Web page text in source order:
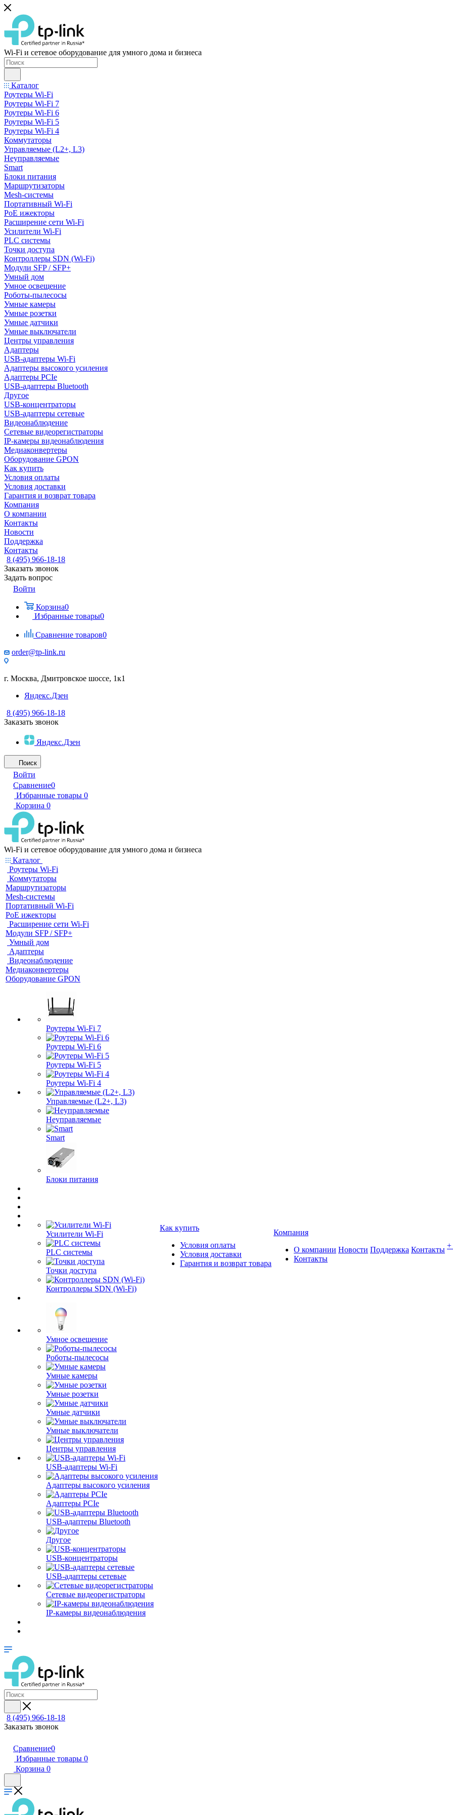
Wi-Fi и сетевое оборудование для умного дома и бизнеса
Каталог
Роутеры Wi-Fi
Роутеры Wi-Fi 7
Роутеры Wi-Fi 6
Роутеры Wi-Fi 5
Роутеры Wi-Fi 4
Коммутаторы
Управляемые (L2+, L3)
Неуправляемые
Smart
Блоки питания
Маршрутизаторы
Mesh-системы
Портативный Wi-Fi
PoE ижекторы
Расширение сети Wi‑Fi
Усилители Wi-Fi
PLC системы
Точки доступа
Контроллеры SDN (Wi-Fi)
Модули SFP / SFP+
Умный дом
Умное освещение
Роботы-пылесосы
Умные камеры
Умные розетки
Умные датчики
Умные выключатели
Центры управления
Адаптеры
USB-адаптеры Wi-Fi
Адаптеры высокого усиления
Адаптеры PCIe
USB-адаптеры Bluetooth
Другое
USB-концентраторы
USB-адаптеры сетевые
Видеонаблюдение
Сетевые видеорегистраторы
IP-камеры видеонаблюдения
Медиаконвертеры
Оборудование GPON
Как купить
Условия оплаты
Условия доставки
Гарантия и возврат товара
Компания
О компании
Контакты
Новости
Поддержка
Контакты
8 (495) 966-18-18
Заказать звонок
Задать вопрос
Войти
Корзина0
Избранные товары0
Сравнение товаров0
order@tp-link.ru
г. Москва, Дмитровское шоссе, 1к1
Яндекс.Дзен
8 (495) 966-18-18
Заказать звонок
Яндекс.Дзен
Поиск
Войти
Сравнение0
Избранные товары 0
Корзина 0
Wi-Fi и сетевое оборудование для умного дома и бизнеса
Каталог
Роутеры Wi-Fi
Коммутаторы
Маршрутизаторы
Mesh-системы
Портативный Wi-Fi
PoE ижекторы
Расширение сети Wi‑Fi
Модули SFP / SFP+
Умный дом
Адаптеры
Видеонаблюдение
Медиаконвертеры
Оборудование GPON
Роутеры Wi-Fi 7
Роутеры Wi-Fi 6
Роутеры Wi-Fi 5
Роутеры Wi-Fi 4
Управляемые (L2+, L3)
Неуправляемые
Smart
Блоки питания
Усилители Wi-Fi
PLC системы
Точки доступа
Контроллеры SDN (Wi-Fi)
Умное освещение
Роботы-пылесосы
Умные камеры
Умные розетки
Умные датчики
Умные выключатели
Центры управления
USB-адаптеры Wi-Fi
Адаптеры высокого усиления
Адаптеры PCIe
USB-адаптеры Bluetooth
Другое
USB-концентраторы
USB-адаптеры сетевые
Сетевые видеорегистраторы
IP-камеры видеонаблюдения
Как купить
Условия оплаты
Условия доставки
Гарантия и возврат товара
Компания
О компании
Контакты
Новости Поддержка Контакты
8 (495) 966-18-18
Заказать звонок
Сравнение0
Избранные товары 0
Корзина 0